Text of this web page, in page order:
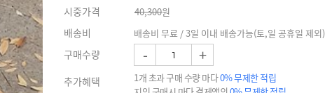
시중가격 40,300원
배송비 배송비 무료 / 3일 이내 배송가능(토,일 공휴일 제외)
구매수량 - +
추가혜택 1개 초과 구매 수량 마다0% 무제한 적립